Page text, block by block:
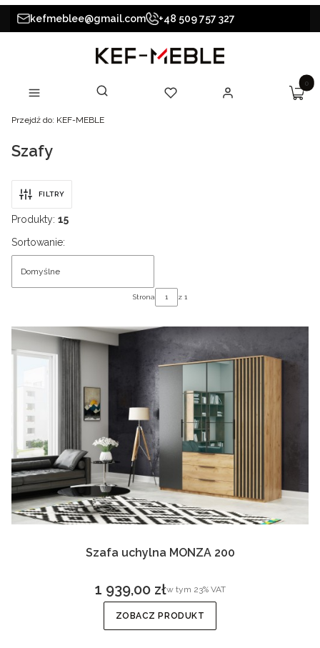
kefmeblee@gmail.com +48 509 757 327
Menu Otwórz wyszukiwarkę
Szukaj Ulubione Zaloguj się
Przejdź do: KEF-MEBLE
Szafy
FILTRY
Produkty: 15
Lista produktów
Sortowanie:
Domyślne
Strona z 1
Szafa uchylna MONZA 200
Cena brutto
1 939,00 złw tym %s VAT
w tym 23%VAT
ZOBACZ PRODUKT